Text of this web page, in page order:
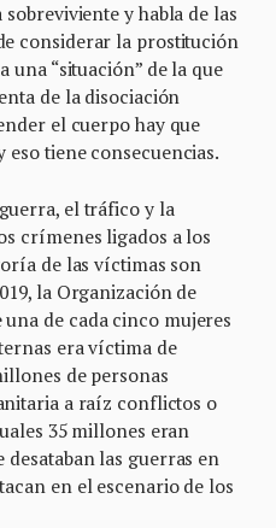
y habla de las
considerar la prostitución
una “situación” de la que
de la disociación
el cuerpo hay que
eso tiene consecuencias.
el tráfico y la
crímenes ligados a los
de las víctimas son
la Organización de
de cada cinco mujeres
era víctima de
de personas
a raíz conflictos o
35 millones eran
desataban las guerras en
en el escenario de los